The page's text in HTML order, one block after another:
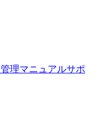
管理マニュアルサポ